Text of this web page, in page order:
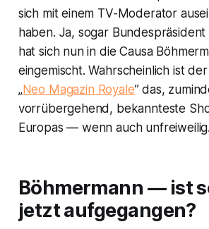
sich mit einem TV-Moderator
haben. Ja, sogar Bundespräsident
hat sich nun in die Causa
eingemischt. Wahrscheinlich ist
„Neo Magazin Royale” das,
vorrübergehend, bekannteste
Europas — wenn auch unfreiweilig.
Böhmermann — ist
jetzt aufgegangen?